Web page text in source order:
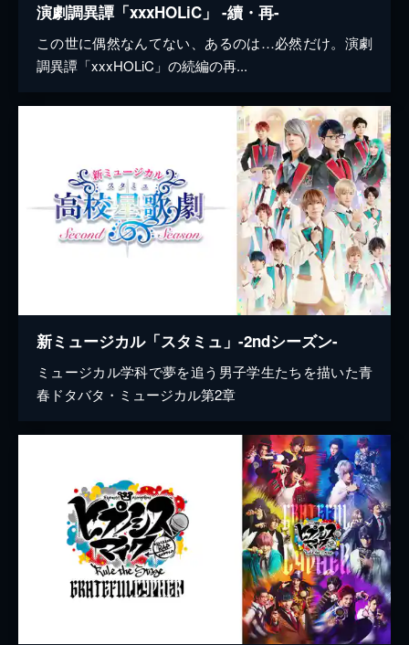
演劇調異譚「xxxHOLiC」 -續・再-
この世に偶然なんてない、あるのは…必然だけ。演劇
調異譚「xxxHOLiC」の続編の再...
新ミュージカル「スタミュ」-2ndシーズン-
ミュージカル学科で夢を追う男子学生たちを描いた青
春ドタバタ・ミュージカル第2章